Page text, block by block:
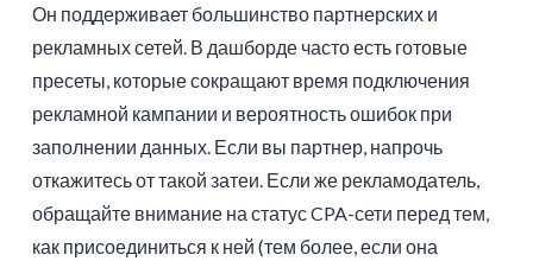
Он поддерживает большинство партнерских и
рекламных сетей. В дашборде часто есть готовые
пресеты, которые сокращают время подключения
рекламной кампании и вероятность ошибок при
заполнении данных. Если вы партнер, напрочь
откажитесь от такой затеи. Если же рекламодатель,
обращайте внимание на статус CPA-сети перед тем,
как присоединиться к ней (тем более, если она